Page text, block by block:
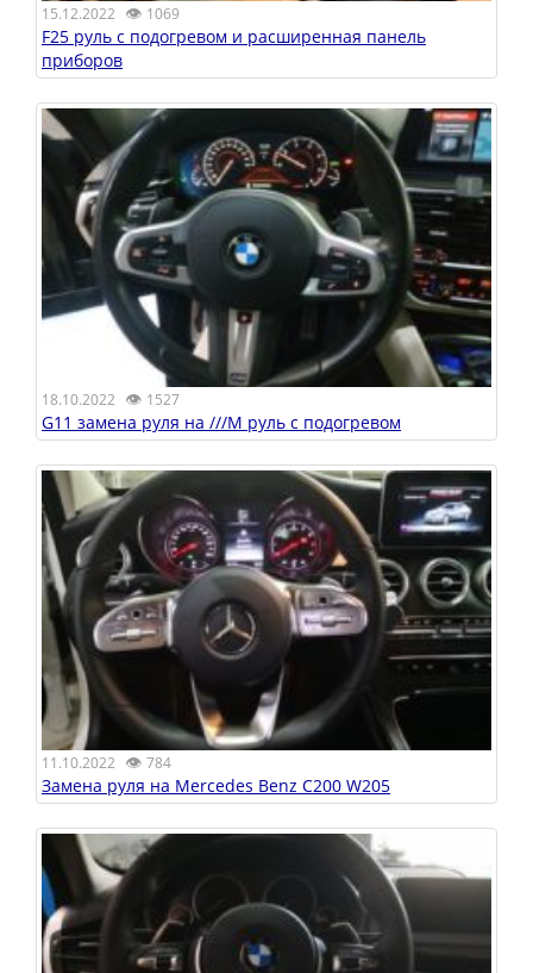
15.12.2022 👁 1069
F25 руль с подогревом и расширенная панель
приборов
18.10.2022 👁 1527
G11 замена руля на ///M руль с подогревом
11.10.2022 👁 784
Замена руля на Mercedes Benz С200 W205